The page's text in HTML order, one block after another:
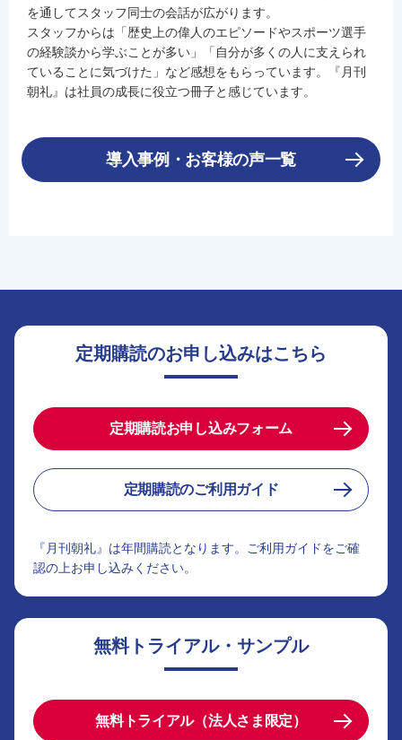
を通してスタッフ同士の会話が広がります。
スタッフからは「歴史上の偉人のエピソードやスポーツ選手
の経験談から学ぶことが多い」「自分が多くの人に支えられ
ていることに気づけた」など感想をもらっています。『月刊
朝礼』は社員の成長に役立つ冊子と感じています。
導入事例・お客様の声一覧
定期購読のお申し込みはこちら
定期購読お申し込みフォーム
定期購読のご利用ガイド
『月刊朝礼』は年間購読となります。ご利用ガイドをご確
認の上お申し込みください。
無料トライアル・サンプル
無料トライアル（法人さま限定）